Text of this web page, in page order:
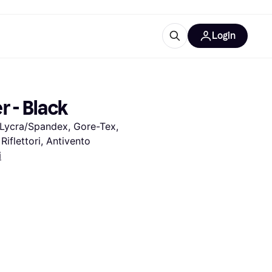
Login
- Black
Spandex, Gore-Tex,
Antivento